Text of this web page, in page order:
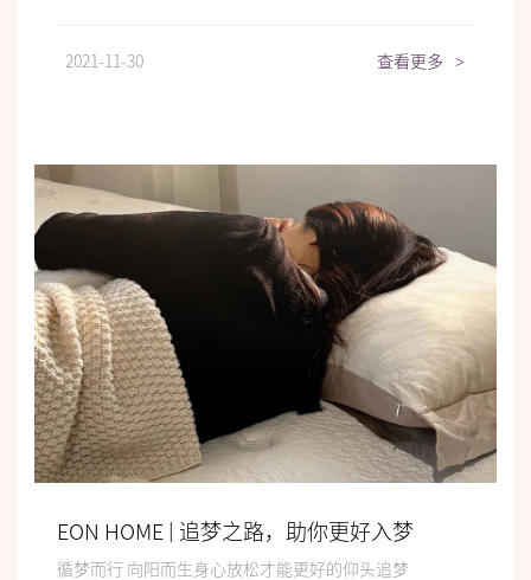
2021-11-30 查看更多 >
EON HOME | 追梦之路，助你更好入梦
循梦而行 向阳而生身心放松才能更好的仰头追梦